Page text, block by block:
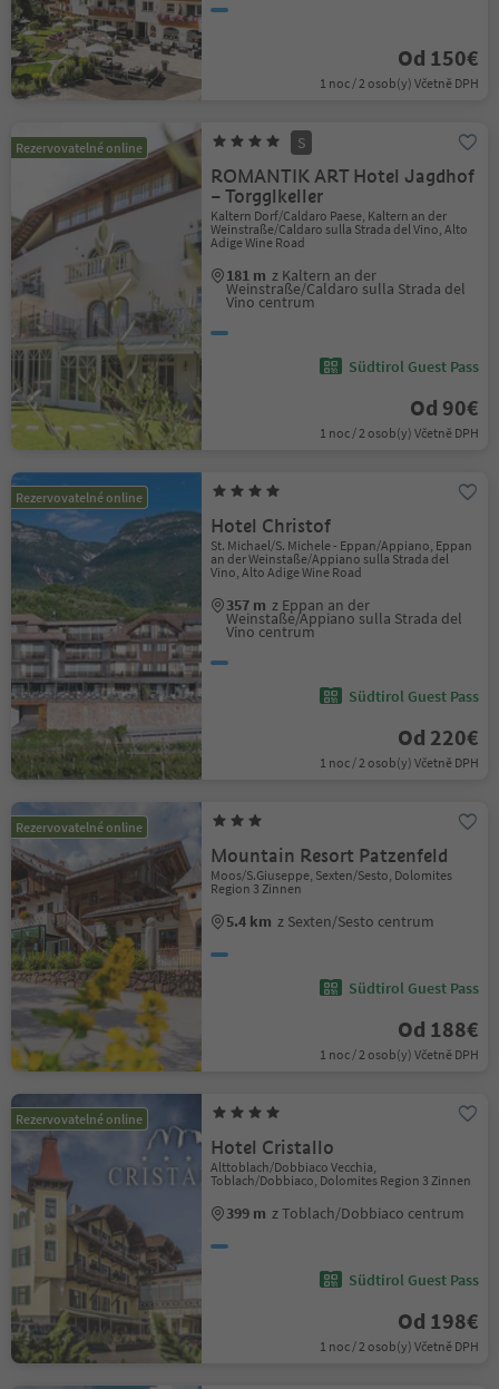
Od 150€
1 noc / 2 osob(y) Včetně DPH
Rezervovatelné online S
ROMANTIK ART Hotel Jagdhof
– Torgglkeller
Kaltern Dorf/Caldaro Paese, Kaltern an der
Weinstraße/Caldaro sulla Strada del Vino, Alto
Adige Wine Road
181 m z Kaltern an der
Weinstraße/Caldaro sulla Strada del
Vino centrum
Südtirol Guest Pass
Od 90€
1 noc / 2 osob(y) Včetně DPH
Rezervovatelné online
Hotel Christof
St. Michael/S. Michele - Eppan/Appiano, Eppan
an der Weinstaße/Appiano sulla Strada del
Vino, Alto Adige Wine Road
357 m z Eppan an der
Weinstaße/Appiano sulla Strada del
Vino centrum
Südtirol Guest Pass
Od 220€
1 noc / 2 osob(y) Včetně DPH
Rezervovatelné online
Mountain Resort Patzenfeld
Moos/S.Giuseppe, Sexten/Sesto, Dolomites
Region 3 Zinnen
5.4 km z Sexten/Sesto centrum
Südtirol Guest Pass
Od 188€
1 noc / 2 osob(y) Včetně DPH
Rezervovatelné online
Hotel Cristallo
Alttoblach/Dobbiaco Vecchia,
Toblach/Dobbiaco, Dolomites Region 3 Zinnen
399 m z Toblach/Dobbiaco centrum
Südtirol Guest Pass
Od 198€
1 noc / 2 osob(y) Včetně DPH